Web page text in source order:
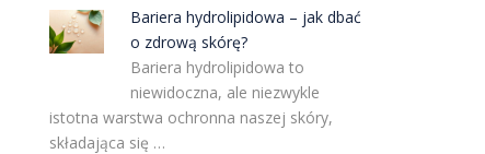
Bariera hydrolipidowa – jak dbać
o zdrową skórę?
Bariera hydrolipidowa to
niewidoczna, ale niezwykle
istotna warstwa ochronna naszej skóry,
składająca się …